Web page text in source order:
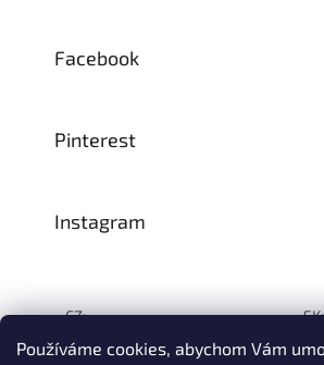
Používáme cookies, abychom Vám
Facebook
Pinterest
Instagram
CZ: SK: